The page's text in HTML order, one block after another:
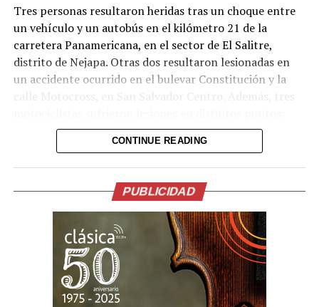
Comparte esto:
Facebook
Me gusta esto:
Tres personas resultaron heridas tras un choque entre
un vehículo y un autobús en el kilómetro 21 de la
carretera Panamericana, en el sector de El Salitre,
distrito de Nejapa. Otras dos resultaron lesionadas en
un accidente ocurrido en el bulevar Constitución y la
calle Motocross, en San Salvador Centro. Además, tres
uno en el kilómetro 17 de la Panamericana (sector La
Flecha, San Martín), otro en el kilómetro 36½ de la
misma vía (tramo Santa Ana-San Salvador, Ciudad Arce)
y un tercero en el bulevar del Ejército, en San Salvador.
Los socorristas estabilizaron a las víctimas en el lugar y
las trasladaron a centros asistenciales para continuar
con la atención médica. Las autoridades insisten en la
necesidad de extremar precauciones al volante,
especialmente durante el período vacacional, cuando
aumenta el flujo vehicular en las principales carreteras
CONTINUE READING
PUBLICIDAD